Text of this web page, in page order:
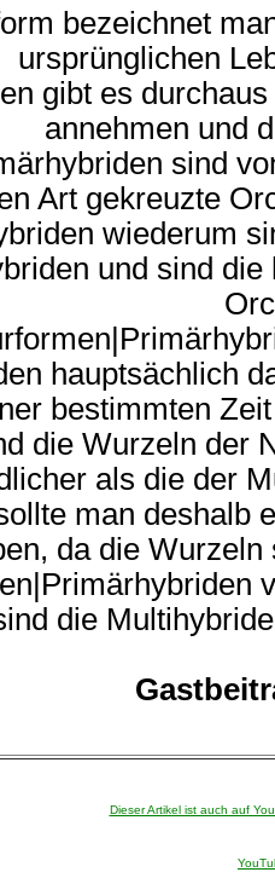
bezeichnet
ursprünglichen
gibt es
annehmen und
sind
Art gekreuzte
wiederum
und sind
hauptsächlich
bestimmten
die Wurzeln der
als die der
man deshalb
da die
die
Dieser Artikel ist auch auf